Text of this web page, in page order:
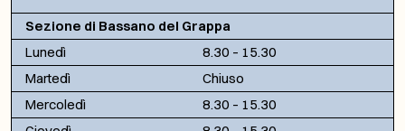
Sezione di Bassano del Grappa
Lunedì
8.30 – 15.30
Martedì
Chiuso
Mercoledì
8.30 – 15.30